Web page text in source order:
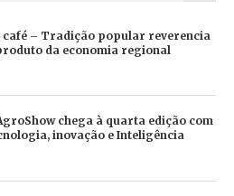
café – Tradição popular reverencia
da economia regional
chega à quarta edição com
inovação e Inteligência